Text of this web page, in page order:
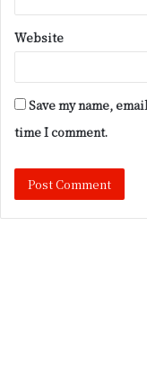
Website
Save my name,
time I comment.